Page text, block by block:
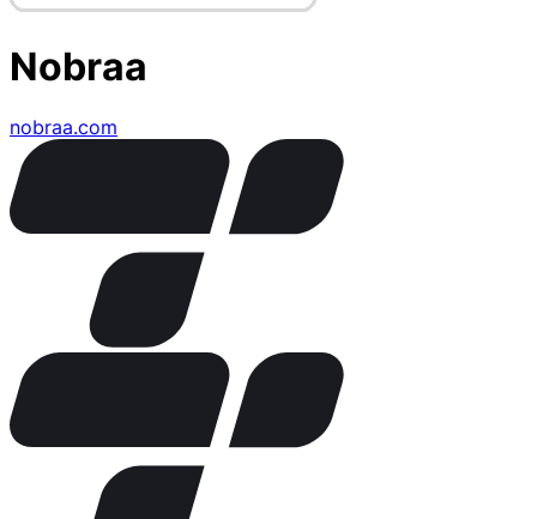
Nobraa
nobraa.com